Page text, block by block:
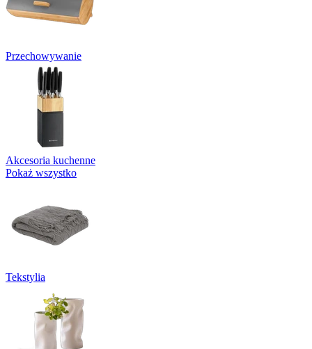
Przechowywanie
Akcesoria kuchenne
Pokaż wszystko
Tekstylia